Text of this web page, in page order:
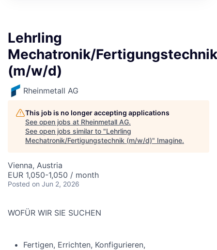
Lehrling
Mechatronik/Fertigungstechnik
(m/w/d)
Rheinmetall AG
This job is no longer accepting applications
See open jobs at Rheinmetall AG.
See open jobs similar to "Lehrling
Mechatronik/Fertigungstechnik (m/w/d)" Imagine.
Vienna, Austria
EUR 1,050-1,050 / month
Posted on Jun 2, 2026
WOFÜR WIR SIE SUCHEN
Fertigen, Errichten, Konfigurieren,